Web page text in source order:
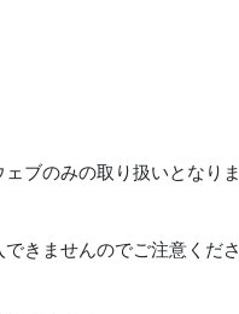
ブのみの取り扱いとなりま
きませんのでご注意くださ